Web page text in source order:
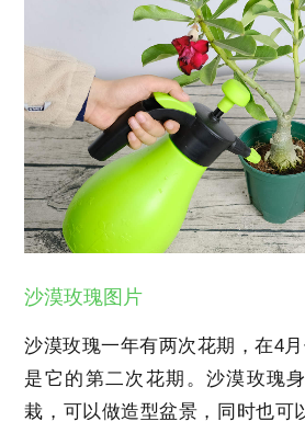
沙漠玫瑰图片
沙漠玫瑰一年有两次花期，在4
是它的第二次花期。沙漠玫瑰
栽，可以做造型盆景，同时也可